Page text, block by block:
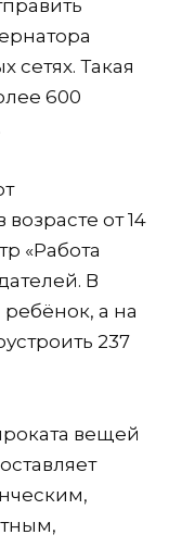
сетях. Такая
600
от 14
«Работа
В
ребёнок, а на
237
вещей